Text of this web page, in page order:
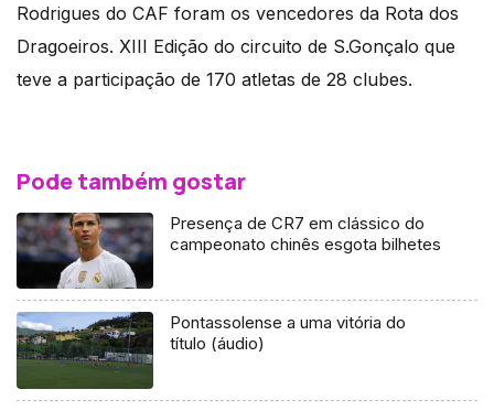
Rodrigues do CAF foram os vencedores da Rota dos
Dragoeiros. XIII Edição do circuito de S.Gonçalo que
teve a participação de 170 atletas de 28 clubes.
Pode também gostar
Presença de CR7 em clássico do
campeonato chinês esgota bilhetes
Pontassolense a uma vitória do
título (áudio)